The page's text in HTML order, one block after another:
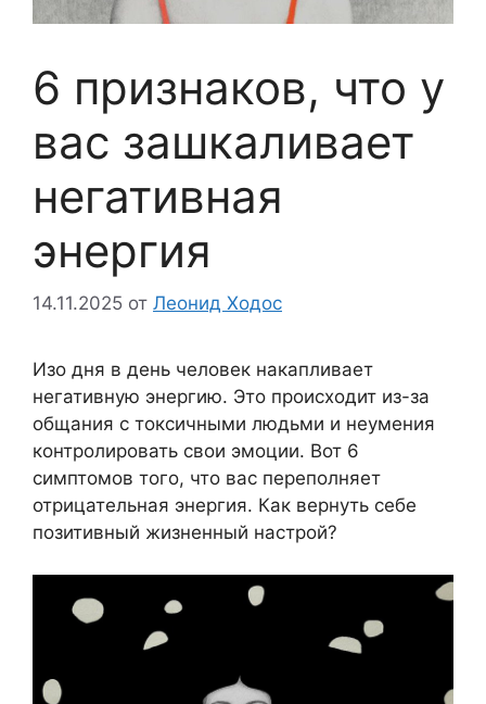
6 признаков, что у
вас зашкаливает
негативная
энергия
14.11.2025 от Леонид Ходос
Изо дня в день человек накапливает
негативную энергию. Это происходит из-за
общания с токсичными людьми и неумения
контролировать свои эмоции. Вот 6
симптомов того, что вас переполняет
отрицательная энергия. Как вернуть себе
позитивный жизненный настрой?